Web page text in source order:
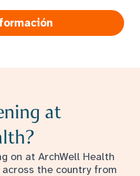
at
on at ArchWell Health
the country from